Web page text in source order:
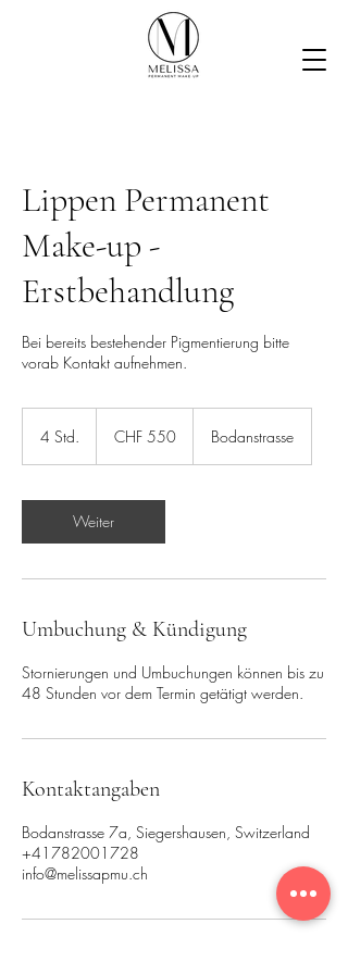
Lippen Permanent
Make-up -
Erstbehandlung
Bei bereits bestehender Pigmentierung bitte
vorab Kontakt aufnehmen.
4 Std.
d
.
Franken
CHF 550 Bodanstrasse
Weiter
Umbuchung & Kündigung
Stornierungen und Umbuchungen können bis zu
48 Stunden vor dem Termin getätigt werden.
Kontaktangaben
Bodanstrasse 7a, Siegershausen, Switzerland
+41782001728
info@melissapmu.ch